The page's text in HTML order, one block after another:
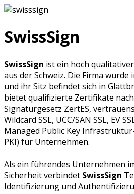
SwissSign
SwissSign ist ein hoch
aus der Schweiz. Die Firma
und ihr Sitz befindet sich in
bietet qualifizierte Zertifikate
Signaturgesetz ZertES,
Wildcard SSL, UCC/SAN SSL, EV
Managed Public Key
PKI) für Unternehmen.
Als ein führendes Unternehmen
Sicherheit verbindet SwissSign
Identifizierung und